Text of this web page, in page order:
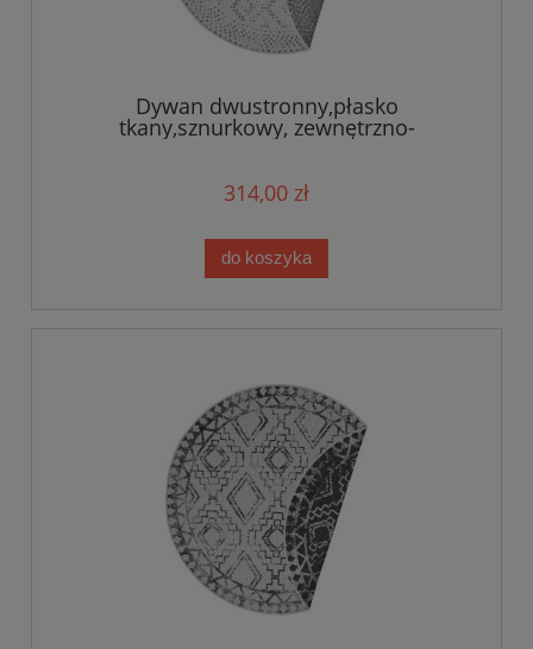
Dywan dwustronny,płasko
tkany,sznurkowy, zewnętrzno-
wewnętrzny Bougari Olimpia,szare
314,00 zł
do koszyka